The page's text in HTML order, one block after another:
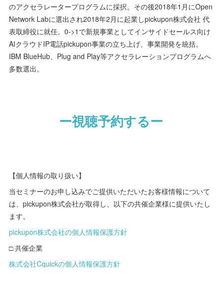
のアクセラレータープログラムに採択。その後2018年1月にOpen
Network Labに選出され2018年2月に起業しpickupon株式会社 代
表取締役に就任。0->1で新規事業としてインサイドセールス向け
AIクラウドIP電話pickupon事業の立ち上げ、事業開発を統括。
IBM BlueHub、Plug and Play等アクセラレーションプログラムへ
多数選出。
ー視聴予約するー
【個人情報の取り扱い】
当セミナーのお申し込みでご提供いただいたお客様情報について
は、pickupon株式会社が取得し、以下の共催企業様に提供いたし
ます。
pickupon株式会社の個人情報保護方針
□ 共催企業
株式会社Cquickの個人情報保護方針